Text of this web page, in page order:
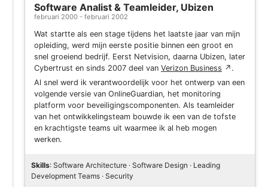
Software Analist & Teamleider, Ubizen
februari 2000 - februari 2002
Wat startte als een stage tijdens het laatste jaar van mijn
opleiding, werd mijn eerste positie binnen een groot en
snel groeiend bedrijf. Eerst Netvision, daarna Ubizen, later
Cybertrust en sinds 2007 deel van Verizon Business ↗ .
Al snel werd ik verantwoordelijk voor het ontwerp van een
volgende versie van OnlineGuardian, het monitoring
platform voor beveiligingscomponenten. Als teamleider
van het ontwikkelingsteam bouwde ik een van de tofste
en krachtigste teams uit waarmee ik al heb mogen
werken.
Skills: Software Architecture · Software Design · Leading
Development Teams · Security